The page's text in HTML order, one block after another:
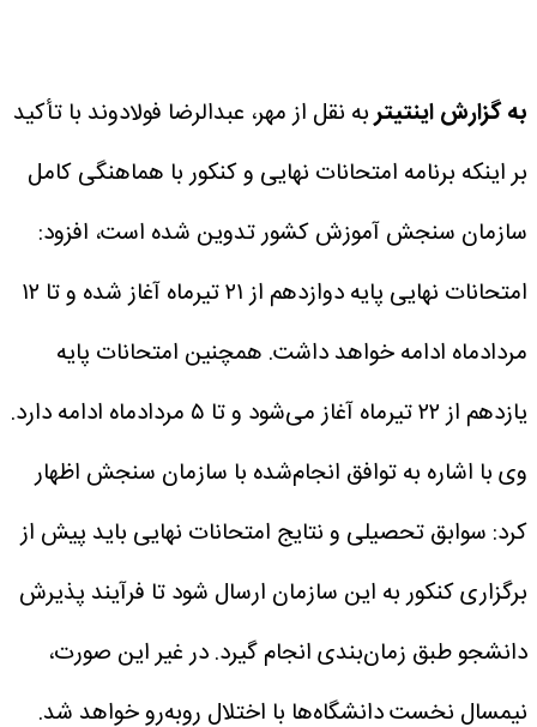
به گزارش اینتیتربه نقل از مهر، عبدالرضا فولادوند با تأکید
بر اینکه برنامه امتحانات نهایی و کنکور با هماهنگی کامل
سازمان سنجش آموزش کشور تدوین شده است، افزود:
امتحانات نهایی پایه دوازدهم از ۲۱ تیرماه آغاز شده و تا ۱۲
مردادماه ادامه خواهد داشت. همچنین امتحانات پایه
یازدهم از ۲۲ تیرماه آغاز می‌شود و تا ۵ مردادماه ادامه دارد.
وی با اشاره به توافق انجام‌شده با سازمان سنجش اظهار
کرد: سوابق تحصیلی و نتایج امتحانات نهایی باید پیش از
برگزاری کنکور به این سازمان ارسال شود تا فرآیند پذیرش
دانشجو طبق زمان‌بندی انجام گیرد. در غیر این صورت،
نیمسال نخست دانشگاه‌ها با اختلال روبه‌رو خواهد شد.